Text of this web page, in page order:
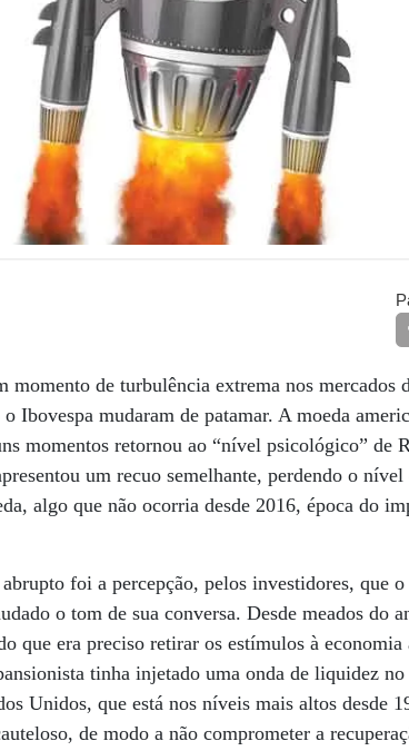
de turbulência extrema nos mercados
Ibovespa mudaram de patamar. A moeda
momentos retornou ao “nível psicológico” de
um recuo semelhante, perdendo o
algo que não ocorria desde 2016, época do
foi a percepção, pelos investidores, que
o tom de sua conversa. Desde meados do
que era preciso retirar os estímulos à economia
tinha injetado uma onda de liquidez
Unidos, que está nos níveis mais altos desde
de modo a não comprometer a